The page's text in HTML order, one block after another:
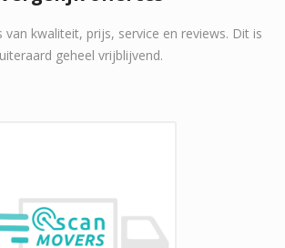
van kwaliteit, prijs, service en reviews. Dit is
uiteraard geheel vrijblijvend.